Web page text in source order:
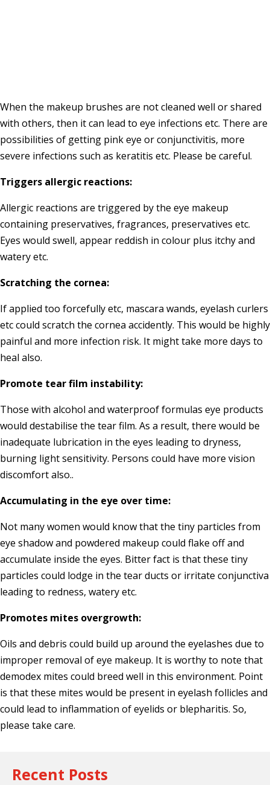
When the makeup brushes are not cleaned well or shared
with others, then it can lead to eye infections etc. There are
possibilities of getting pink eye or conjunctivitis, more
severe infections such as keratitis etc. Please be careful.
Triggers allergic reactions:
Allergic reactions are triggered by the eye makeup
containing preservatives, fragrances, preservatives etc.
Eyes would swell, appear reddish in colour plus itchy and
watery etc.
Scratching the cornea:
If applied too forcefully etc, mascara wands, eyelash curlers
etc could scratch the cornea accidently. This would be highly
painful and more infection risk. It might take more days to
heal also.
Promote tear film instability:
Those with alcohol and waterproof formulas eye products
would destabilise the tear film. As a result, there would be
inadequate lubrication in the eyes leading to dryness,
burning light sensitivity. Persons could have more vision
discomfort also..
Accumulating in the eye over time:
Not many women would know that the tiny particles from
eye shadow and powdered makeup could flake off and
accumulate inside the eyes. Bitter fact is that these tiny
particles could lodge in the tear ducts or irritate conjunctiva
leading to redness, watery etc.
Promotes mites overgrowth:
Oils and debris could build up around the eyelashes due to
improper removal of eye makeup. It is worthy to note that
demodex mites could breed well in this environment. Point
is that these mites would be present in eyelash follicles and
could lead to inflammation of eyelids or blepharitis. So,
please take care.
Recent Posts